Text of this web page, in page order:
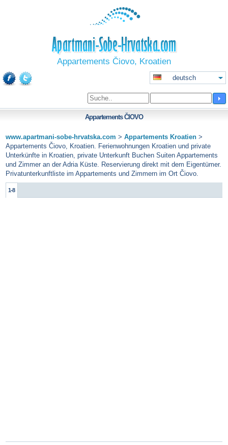
Appartements Čiovo, Kroatien
deutsch
AppartementsČIOVO
www.apartmani-sobe-hrvatska.com > Appartements Kroatien >
Appartements Čiovo, Kroatien. Ferienwohnungen Kroatien und private
Unterkünfte in Kroatien, private Unterkunft Buchen Suiten Appartements
und Zimmer an der Adria Küste. Reservierung direkt mit dem Eigentümer.
Privatunterkunftliste im Appartements und Zimmern im Ort Čiovo.
1-8